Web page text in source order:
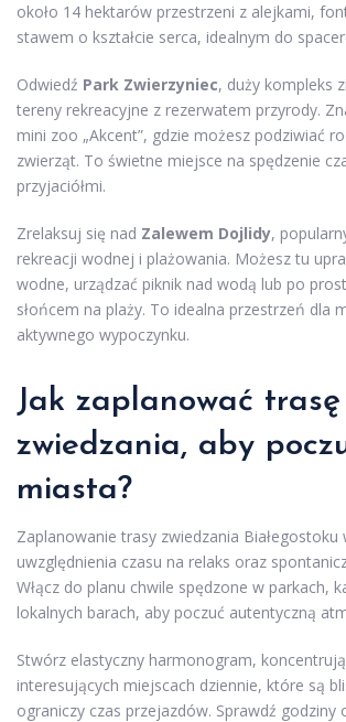
około 14 hektarów przestrzeni z alejkami,
stawem o kształcie serca, idealnym do
Odwiedź Park Zwierzyniec, duży kompleks
tereny rekreacyjne z rezerwatem przyrody.
mini zoo „Akcent”, gdzie możesz podziwiać
zwierząt. To świetne miejsce na spędzenie
przyjaciółmi.
Zrelaksuj się nad Zalewem Dojlidy,
rekreacji wodnej i plażowania. Możesz tu
wodne, urządzać piknik nad wodą lub po
słońcem na plaży. To idealna przestrzeń dla
aktywnego wypoczynku.
Jak zaplanować
zwiedzania, aby
miasta?
Zaplanowanie trasy zwiedzania Białegostoku
uwzględnienia czasu na relaks oraz
Włącz do planu chwile spędzone w parkach,
lokalnych barach, aby poczuć autentyczną
Stwórz elastyczny harmonogram,
interesujących miejscach dziennie, które są
ograniczy czas przejazdów. Sprawdź godziny